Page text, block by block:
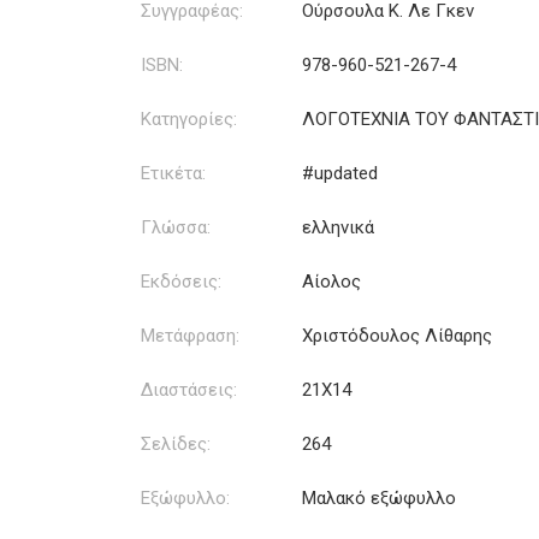
Συγγραφέας: Ούρσουλα Κ. Λε Γκεν
ISBN: 978-960-521-267-4
Κατηγορίες: ΛΟΓΟΤΕΧΝΙΑ ΤΟΥ
Ετικέτα: #updated
Γλώσσα: ελληνικά
Εκδόσεις: Αίολος
Μετάφραση: Χριστόδουλος Λίθαρης
Διαστάσεις: 21Χ14
Σελίδες: 264
Εξώφυλλο: Μαλακό εξώφυλλο